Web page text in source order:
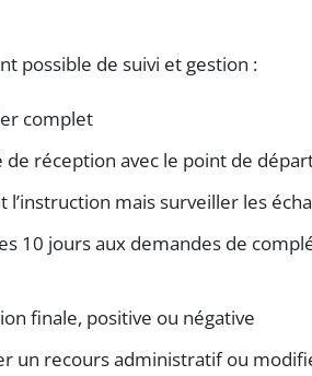
possible de suivi et gestion :
complet
de réception avec le point de
l’instruction mais surveiller les
10 jours aux demandes de
finale, positive ou négative
un recours administratif ou